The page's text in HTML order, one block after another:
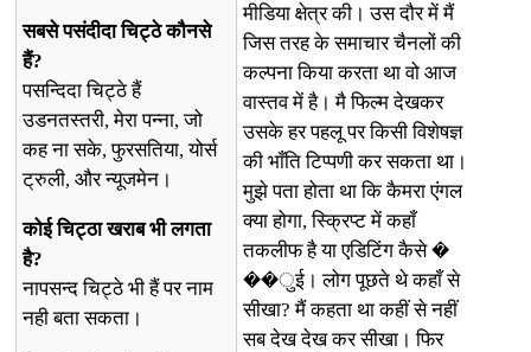
सबसे पसंदीदा चिट्ठे कौनसे
हैं?
पसन्दिदा चिट्ठे हैं
उडनतस्तरी, मेरा पन्ना, जो
कह ना सके, फुरसतिया, योर्स
ट्रुली, और न्यूजमेन।
कोई चिट्ठा खराब भी लगता
है?
नापसन्द चिट्ठे भी हैं पर नाम
नही बता सकता।
मीडिया क्षेत्र की। उस दौर में मैं
जिस तरह के समाचार चैनलों की
कल्पना किया करता था वो आज
वास्तव में है। मै फिल्म देखकर
उसके हर पहलू पर किसी विशेषज्ञ
की भाँति टिप्पणी कर सकता था।
मुझे पता होता था कि कैमरा एंगल
क्या होगा, स्क्रिप्ट में कहाँ
तकलीफ है या एडिटिंग कैसे �
��ुई। लोग पूछते थे कहाँ से
सीखा? मैं कहता था कहीं से नहीं
सब देख देख कर सीखा। फिर